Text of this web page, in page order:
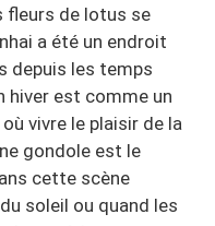
fleurs de lotus se
a été un endroit
depuis les temps
hiver est comme un
vivre le plaisir de la
gondole est le
cette scène
soleil ou quand les